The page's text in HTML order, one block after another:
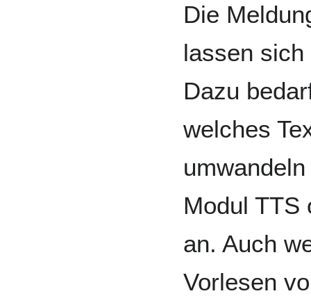
Die
lassen
Dazu
welches
Modul TTS
an. Auch
Vorlesen